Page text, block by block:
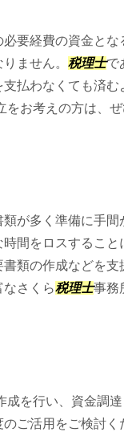
要経費の資金とな
ません。 税理士で
支払わなくても済
お考えの方は、ぜ
類が多く準備に手
間をロスすること
書類の作成などを
さくら税理士事務
成を行い、資金調
ご活用をご検討